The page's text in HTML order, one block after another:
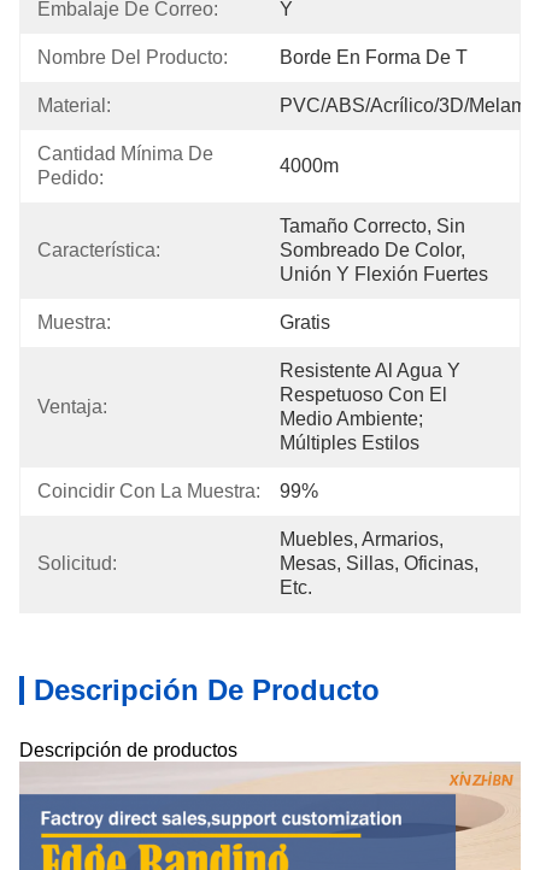
Embalaje De Correo: Y
Nombre Del Producto: Borde En Forma De T
Material: PVC/ABS/Acrílico/3D/
Cantidad Mínima De
Pedido:
4000m
Característica:
Tamaño Correcto, Sin
Sombreado De Color,
Unión Y Flexión Fuertes
Muestra: Gratis
Ventaja:
Resistente Al Agua Y
Respetuoso Con El
Medio Ambiente;
Múltiples Estilos
Coincidir Con La Muestra: 99%
Solicitud:
Muebles, Armarios,
Mesas, Sillas, Oficinas,
Etc.
Descripción De Producto
Descripción de productos